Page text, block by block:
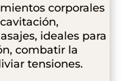
corporales
ideales para
combatir la
tensiones.